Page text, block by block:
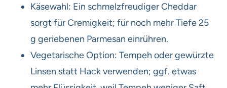
Käsewahl: Ein schmelzfreudiger Cheddar
sorgt für Cremigkeit; für noch mehr Tiefe 25
g geriebenen Parmesan einrühren.
Vegetarische Option: Tempeh oder gewürzte
Linsen statt Hack verwenden; ggf. etwas